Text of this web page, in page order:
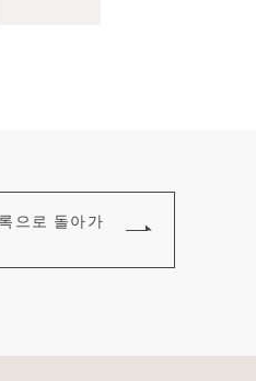
으로 돌아가